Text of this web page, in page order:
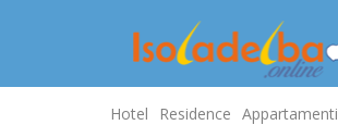
Hotel Residence Appartamenti